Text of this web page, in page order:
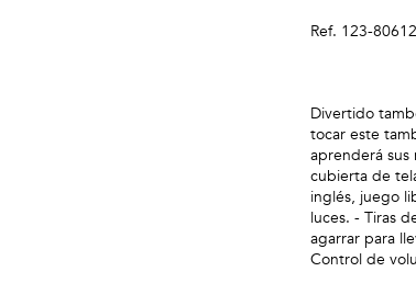
Ref. 123-
Divertido
tocar este
aprenderá sus
cubierta de
inglés, juego
luces. - Tiras
agarrar para
Control de